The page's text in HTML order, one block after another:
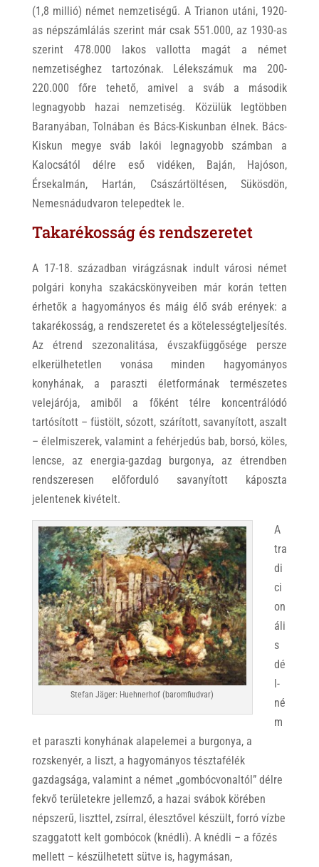
(1,8 millió) német nemzetiségű. A Trianon utáni, 1920-
as népszámlálás szerint már csak 551.000, az 1930-as
szerint 478.000 lakos vallotta magát a német
nemzetiséghez tartozónak. Lélekszámuk ma 200-
220.000 főre tehető, amivel a sváb a második
legnagyobb hazai nemzetiség. Közülük legtöbben
Baranyában, Tolnában és Bács-Kiskunban élnek. Bács-
Kiskun megye sváb lakói legnagyobb számban a
Kalocsától délre eső vidéken, Baján, Hajóson,
Érsekalmán, Hartán, Császártöltésen, Sükösdön,
Nemesnádudvaron telepedtek le.
Takarékosság és rendszeretet
A 17-18. században virágzásnak indult városi német
polgári konyha szakácskönyveiben már korán tetten
érhetők a hagyományos és máig élő sváb erények: a
takarékosság, a rendszeretet és a kötelességteljesítés.
Az étrend szezonalitása, évszakfüggősége persze
elkerülhetetlen vonása minden hagyományos
konyhának, a paraszti életformának természetes
velejárója, amiből a főként télre koncentrálódó
tartósított – füstölt, sózott, szárított, savanyított, aszalt
– élelmiszerek, valamint a fehérjedús bab, borsó, köles,
lencse, az energia-gazdag burgonya, az étrendben
rendszeresen előforduló savanyított káposzta
jelentenek kivételt.
Stefan Jäger: Huehnerhof (baromfiudvar)
A
tra
di
ci
on
áli
s
dé
l-
né
m
et paraszti konyhának alapelemei a burgonya, a
rozskenyér, a liszt, a hagyományos tésztafélék
gazdagsága, valamint a német „gombócvonaltól” délre
fekvő területekre jellemző, a hazai svábok körében
népszerű, liszttel, zsírral, élesztővel készült, forró vízbe
szaggatott kelt gombócok (knédli). A knédli – a főzés
mellett – készülhetett sütve is, hagymásan,